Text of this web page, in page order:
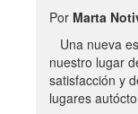
Por Marta
Una nueva
nuestro lugar
satisfacción y
lugares